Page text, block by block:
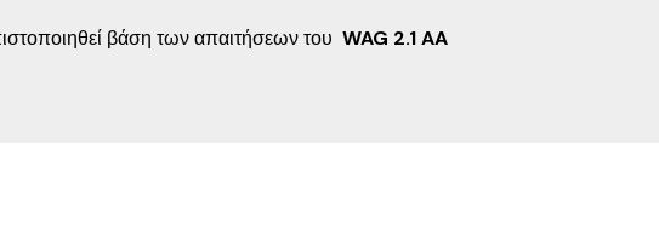
βάση των απαιτήσεων του WAG 2.1 AA